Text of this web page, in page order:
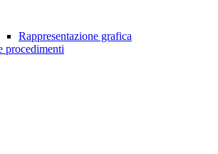
Rappresentazione grafica
procedimenti